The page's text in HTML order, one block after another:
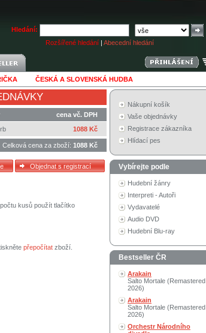
Hledání:
Rozšířené hledání | Abecední hledání
ČESKÁ A SLOVENSKÁ HUDBA
cena vč. DPH
1088 Kč
Celková cena za zboží: 1088 Kč
kusů použít tlačítko
přepočítat zboží.
Nákupní košík
Vaše objednávky
Registrace zákazníka
Hlídací pes
Vybírejte podle
Hudební žánry
Interpreti - Autoři
Vydavatelé
Audio DVD
Hudební Blu-ray
Bestseller ČR
Arakain
Salto Mortale (Remastered
2026)
Arakain
Salto Mortale (Remastered
2026)
Orchestr Národního